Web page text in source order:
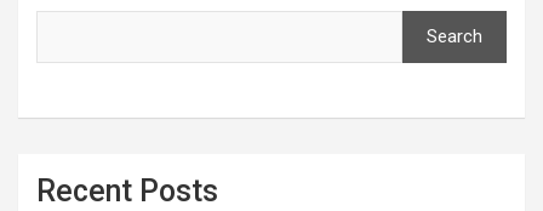
Search
Recent Posts